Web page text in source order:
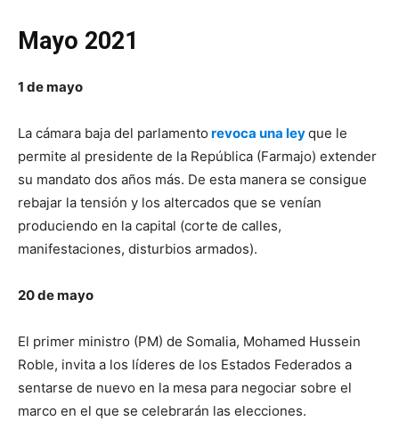
Mayo 2021
1 de mayo
La cámara baja del parlamento revoca una leyque le
permite al presidente de la República (Farmajo) extender
su mandato dos años más. De esta manera se consigue
rebajar la tensión y los altercados que se venían
produciendo en la capital (corte de calles,
manifestaciones, disturbios armados).
20 de mayo
El primer ministro (PM) de Somalia, Mohamed Hussein
Roble, invita a los líderes de los Estados Federados a
sentarse de nuevo en la mesa para negociar sobre el
marco en el que se celebrarán las elecciones.